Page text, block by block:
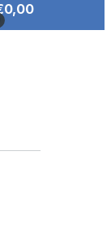
0,00